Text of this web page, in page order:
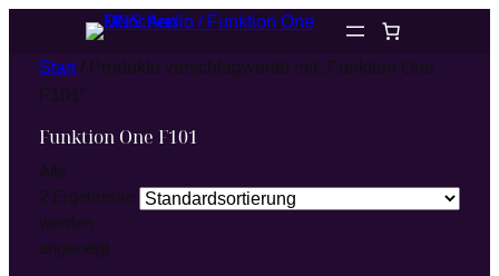
Start/ Produkte verschlagwortet mit „Funktion One
F101“
Funktion One F101
Alle
2 Ergebnisse
werden
angezeigt